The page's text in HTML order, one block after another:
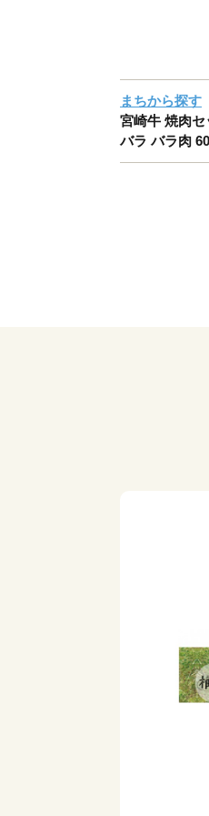
まちから探す
宮崎牛 焼肉
バラ バラ肉